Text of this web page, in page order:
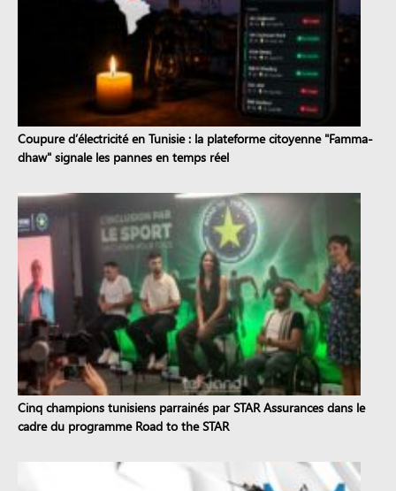
Coupure d’électricité en Tunisie : la plateforme citoyenne "Famma-
dhaw" signale les pannes en temps réel
Cinq champions tunisiens parrainés par STAR Assurances dans le
cadre du programme Road to the STAR